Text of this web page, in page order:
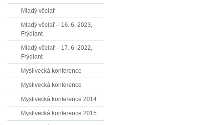
Mladý včelař
Mladý včelař – 16. 6. 2023,
Frýdlant
Mladý včelař – 17. 6. 2022,
Frýdlant
Myslivecká konference
Myslivecká konference
Myslivecká konference 2014
Myslivecká konference 2015